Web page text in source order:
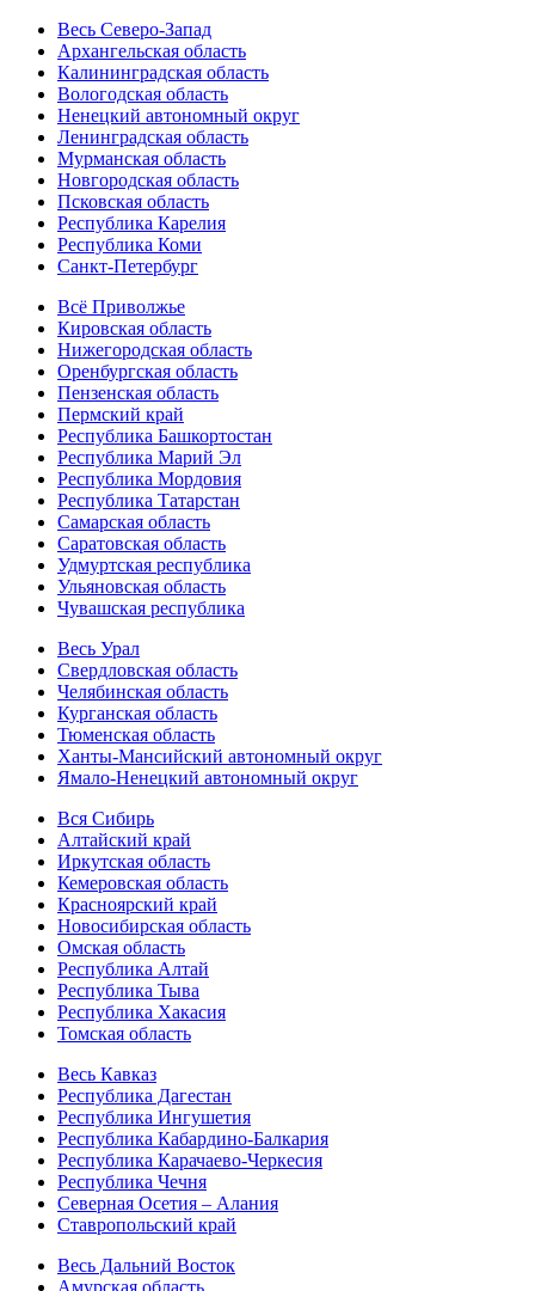
Весь Северо-Запад
Архангельская область
Калининградская область
Вологодская область
Ненецкий автономный округ
Ленинградская область
Мурманская область
Новгородская область
Псковская область
Республика Карелия
Республика Коми
Санкт-Петербург
Всё Приволжье
Кировская область
Нижегородская область
Оренбургская область
Пензенская область
Пермский край
Республика Башкортостан
Республика Марий Эл
Республика Мордовия
Республика Татарстан
Самарская область
Саратовская область
Удмуртская республика
Ульяновская область
Чувашская республика
Весь Урал
Свердловская область
Челябинская область
Курганская область
Тюменская область
Ханты-Мансийский автономный округ
Ямало-Ненецкий автономный округ
Вся Сибирь
Алтайский край
Иркутская область
Кемеровская область
Красноярский край
Новосибирская область
Омская область
Республика Алтай
Республика Тыва
Республика Хакасия
Томская область
Весь Кавказ
Республика Дагестан
Республика Ингушетия
Республика Кабардино-Балкария
Республика Карачаево-Черкесия
Республика Чечня
Северная Осетия – Алания
Ставропольский край
Весь Дальний Восток
Амурская область